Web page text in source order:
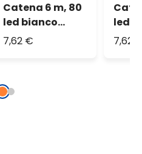
Catena 6 m, 80
led bianco
freddo
7,62 €
led
7,62